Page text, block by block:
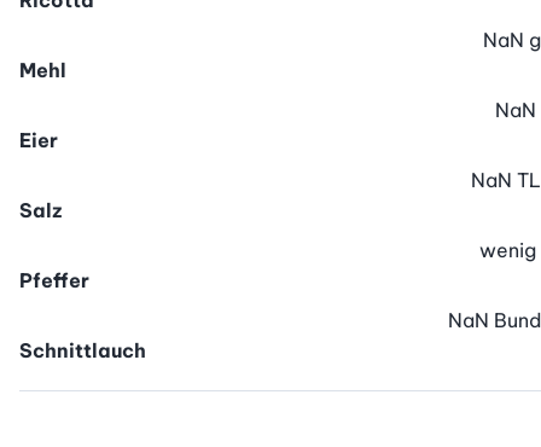
Mehl
NaN g
Eier
NaN
Salz
NaN TL
Pfeffer
wenig
Schnittlauch
NaN Bund